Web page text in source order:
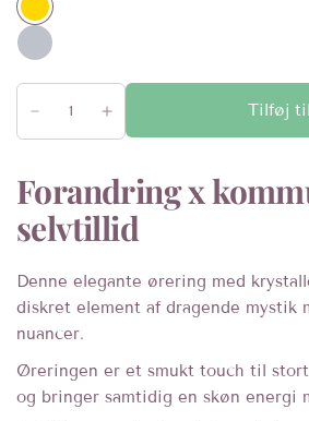
Tilføj
Forandring x
selvtillid
Denne elegante ørering med
diskret element af dragende mystik
nuancer.
Øreringen er et smukt touch til
og bringer samtidig en skøn energi